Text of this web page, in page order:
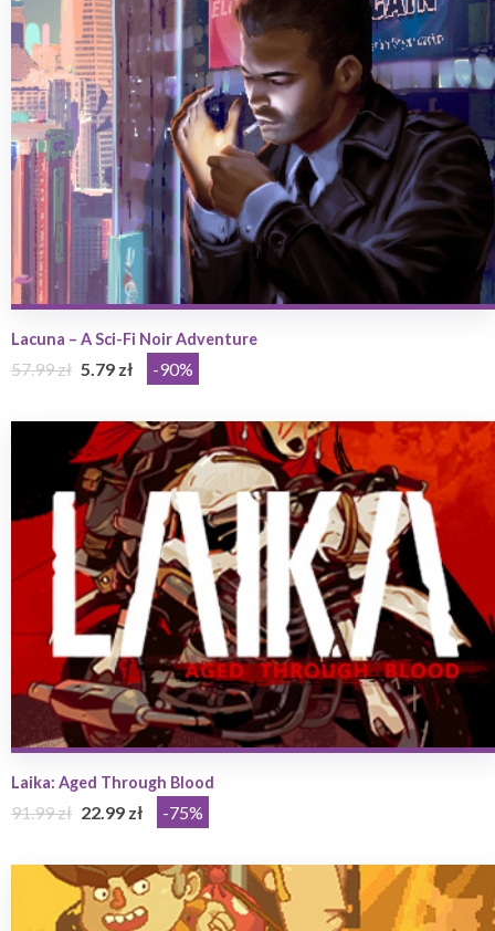
Lacuna – A Sci-Fi Noir Adventure
57.99 zł 5.79 zł -90%
Laika: Aged Through Blood
91.99 zł 22.99 zł -75%